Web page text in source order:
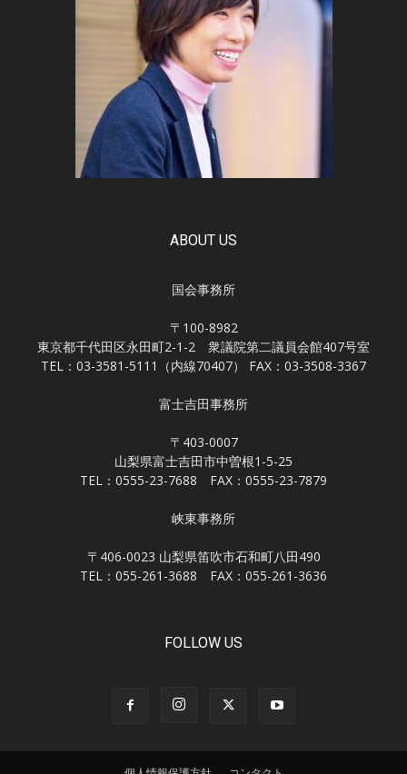
ABOUT US
国会事務所
〒100-8982
東京都千代田区永田町2-1-2 衆議院第二議員会館407号室
TEL：03-3581-5111（内線70407） FAX：03-3508-3367
富士吉田事務所
〒403-0007
山梨県富士吉田市中曽根1-5-25
TEL：0555-23-7688 FAX：0555-23-7879
峡東事務所
〒406-0023 山梨県笛吹市石和町八田490
TEL：055-261-3688 FAX：055-261-3636
FOLLOW US